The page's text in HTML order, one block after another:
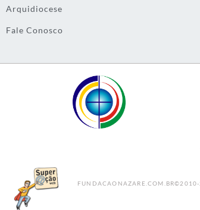
Arquidiocese
Fale Conosco
FUNDACAONAZARE.COM.BR©2010-